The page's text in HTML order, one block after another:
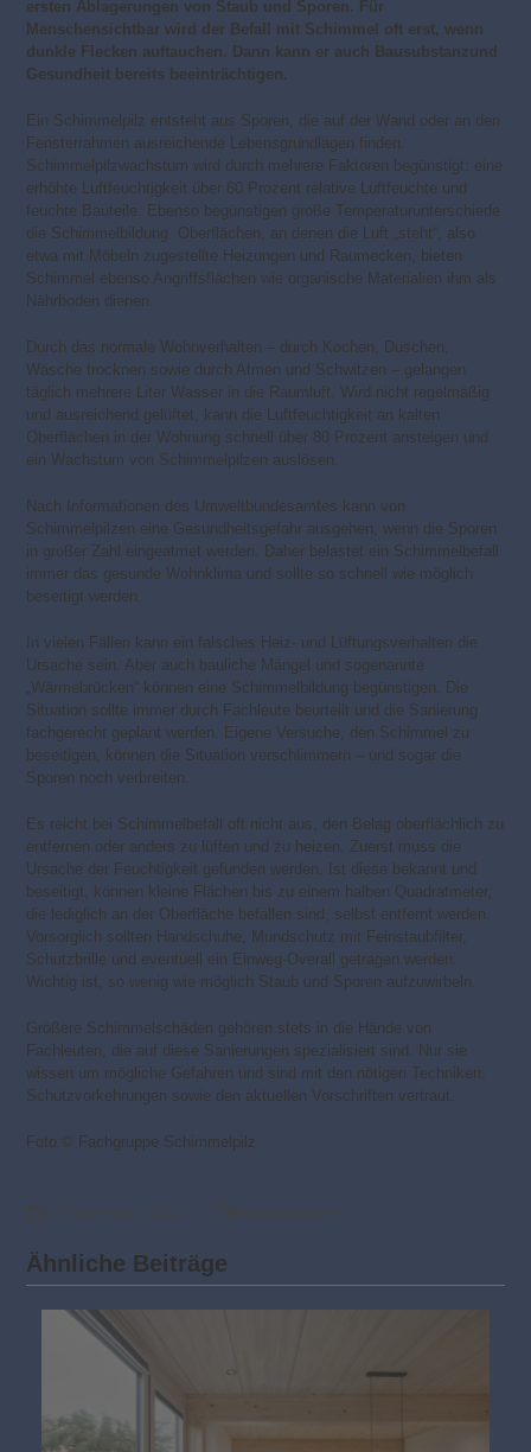
ersten Ablagerungen von Staub und Sporen. Für
Menschensichtbar wird der Befall mit Schimmel oft erst, wenn
dunkle Flecken auftauchen. Dann kann er auch Bausubstanzund
Gesundheit bereits beeinträchtigen.
Ein Schimmelpilz entsteht aus Sporen, die auf der Wand oder an den
Fensterrahmen ausreichende Lebensgrundlagen finden.
Schimmelpilzwachstum wird durch mehrere Faktoren begünstigt: eine
erhöhte Luftfeuchtigkeit über 60 Prozent relative Luftfeuchte und
feuchte Bauteile. Ebenso begünstigen große Temperaturunterschiede
die Schimmelbildung. Oberflächen, an denen die Luft „steht“, also
etwa mit Möbeln zugestellte Heizungen und Raumecken, bieten
Schimmel ebenso Angriffsflächen wie organische Materialien ihm als
Nährboden dienen.
Durch das normale Wohnverhalten – durch Kochen, Duschen,
Wäsche trocknen sowie durch Atmen und Schwitzen – gelangen
täglich mehrere Liter Wasser in die Raumluft. Wird nicht regelmäßig
und ausreichend gelüftet, kann die Luftfeuchtigkeit an kalten
Oberflächen in der Wohnung schnell über 80 Prozent ansteigen und
ein Wachstum von Schimmelpilzen auslösen.
Nach Informationen des Umweltbundesamtes kann von
Schimmelpilzen eine Gesundheitsgefahr ausgehen, wenn die Sporen
in großer Zahl eingeatmet werden. Daher belastet ein Schimmelbefall
immer das gesunde Wohnklima und sollte so schnell wie möglich
beseitigt werden.
In vielen Fällen kann ein falsches Heiz- und Lüftungsverhalten die
Ursache sein. Aber auch bauliche Mängel und sogenannte
„Wärmebrücken“ können eine Schimmelbildung begünstigen. Die
Situation sollte immer durch Fachleute beurteilt und die Sanierung
fachgerecht geplant werden. Eigene Versuche, den Schimmel zu
beseitigen, können die Situation verschlimmern – und sogar die
Sporen noch verbreiten.
Es reicht bei Schimmelbefall oft nicht aus, den Belag oberflächlich zu
entfernen oder anders zu lüften und zu heizen. Zuerst muss die
Ursache der Feuchtigkeit gefunden werden. Ist diese bekannt und
beseitigt, können kleine Flächen bis zu einem halben Quadratmeter,
die lediglich an der Oberfläche befallen sind, selbst entfernt werden.
Vorsorglich sollten Handschuhe, Mundschutz mit Feinstaubfilter,
Schutzbrille und eventuell ein Einweg-Overall getragen werden.
Wichtig ist, so wenig wie möglich Staub und Sporen aufzuwirbeln.
Größere Schimmelschäden gehören stets in die Hände von
Fachleuten, die auf diese Sanierungen spezialisiert sind. Nur sie
wissen um mögliche Gefahren und sind mit den nötigen Techniken,
Schutzvorkehrungen sowie den aktuellen Vorschriften vertraut.
Foto:© Fachgruppe Schimmelpilz
Ähnliche Beiträge